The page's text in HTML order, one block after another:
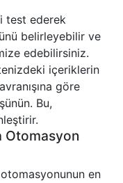
test ederek
belirleyebilir ve
edebilirsiniz.
içeriklerin
göre
Bu,
Otomasyon
en